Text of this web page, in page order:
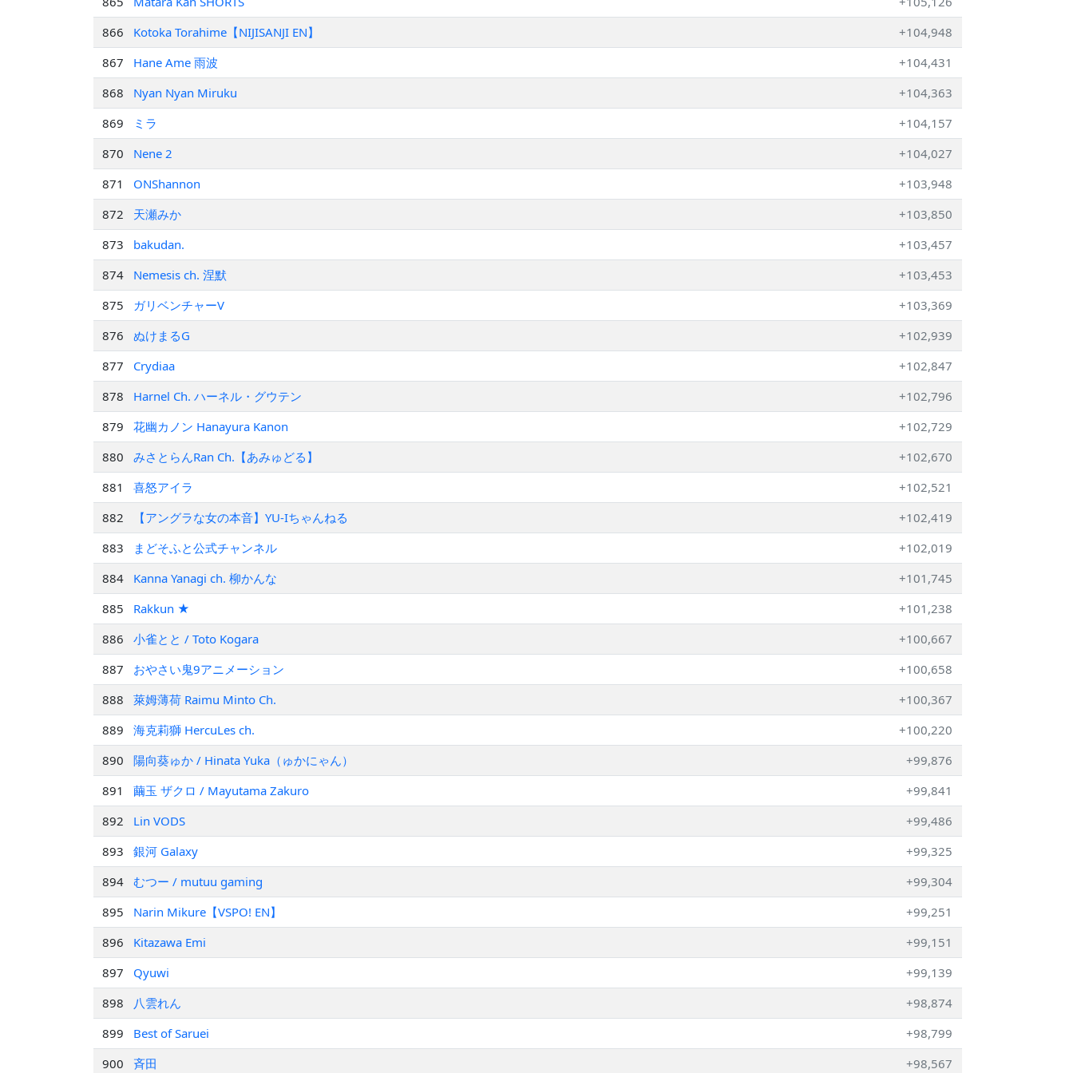
866
Kotoka Torahime【NIJISANJI EN】
+104,948
867
Hane Ame 雨波
+104,431
868
Nyan Nyan Miruku
+104,363
869
ミラ
+104,157
870
Nene 2
+104,027
871
ONShannon
+103,948
872
天瀬みか
+103,850
873
bakudan.
+103,457
874
Nemesis ch. 涅默
+103,453
875
ガリベンチャーV
+103,369
876
ぬけまるG
+102,939
877
Crydiaa
+102,847
878
Harnel Ch. ハーネル・グウテン
+102,796
879
花幽カノン Hanayura Kanon
+102,729
880
みさとらんRan Ch.【あみゅどる】
+102,670
881
喜怒アイラ
+102,521
882
【アングラな女の本音】YU-Iちゃんねる
+102,419
883
まどそふと公式チャンネル
+102,019
884
Kanna Yanagi ch. 柳かんな
+101,745
885
Rakkun ★
+101,238
886
小雀とと / Toto Kogara
+100,667
887
おやさい鬼9アニメーション
+100,658
888
萊姆薄荷 Raimu Minto Ch.
+100,367
889
海克莉獅 HercuLes ch.
+100,220
890
陽向葵ゅか / Hinata Yuka（ゅかにゃん）
+99,876
891
繭玉 ザクロ / Mayutama Zakuro
+99,841
892
Lin VODS
+99,486
893
銀河 Galaxy
+99,325
894 むつー / mutuu gaming
+99,304
895
Narin Mikure【VSPO! EN】
+99,251
896
Kitazawa Emi
+99,151
897
Qyuwi
+99,139
898
八雲れん
+98,874
899
Best of Saruei
+98,799
900
斉田 +98,567